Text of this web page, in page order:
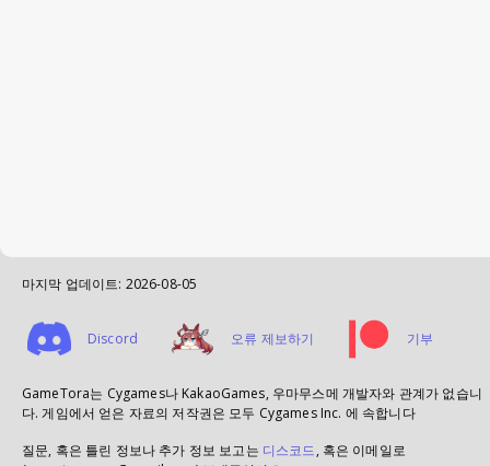
마지막 업데이트: 2026-08-05
Discord 오류 제보하기 기부
GameTora는 Cygames나 KakaoGames, 우마무스메 개발자와 관계가 없습니
다. 게임에서 얻은 자료의 저작권은 모두 Cygames Inc. 에 속합니다
질문, 혹은 틀린 정보나 추가 정보 보고는 디스코드, 혹은 이메일로